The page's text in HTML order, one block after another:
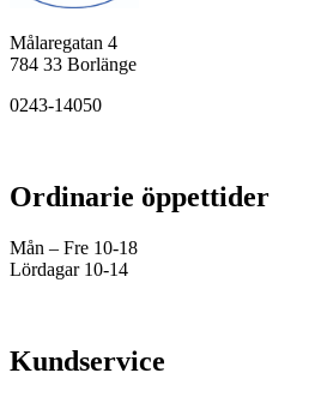
Målaregatan 4
784 33 Borlänge
0243-14050
Ordinarie öppettider
Mån – Fre 10-18
Lördagar 10-14
Kundservice